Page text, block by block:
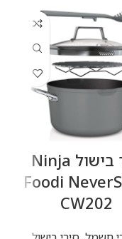
‏סיר בישול Ninja
Foodi
CW202